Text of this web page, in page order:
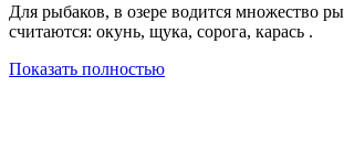
Для рыбаков, в озере водится множество
считаются: окунь, щука, сорога, карась .
Показать полностью